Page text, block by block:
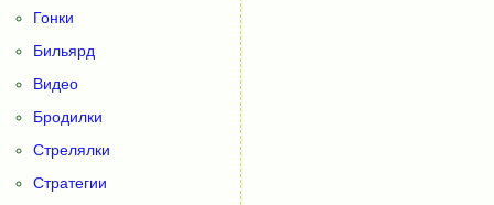
Гонки
Бильярд
Видео
Бродилки
Стрелялки
Стратегии